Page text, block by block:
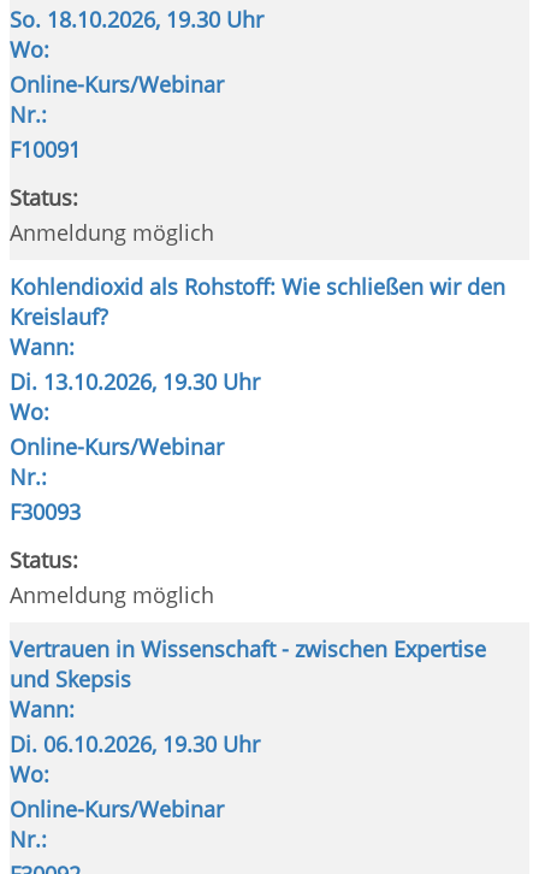
So. 18.10.2026, 19.30 Uhr
Wo:
Online-Kurs/Webinar
Nr.:
F10091
Status:
Anmeldung möglich
Kohlendioxid als Rohstoff: Wie schließen wir den
Kreislauf?
Wann:
Di. 13.10.2026, 19.30 Uhr
Wo:
Online-Kurs/Webinar
Nr.:
F30093
Status:
Anmeldung möglich
Vertrauen in Wissenschaft - zwischen Expertise
und Skepsis
Wann:
Di. 06.10.2026, 19.30 Uhr
Wo:
Online-Kurs/Webinar
Nr.: